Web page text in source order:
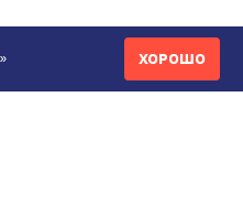
ХОРОШО